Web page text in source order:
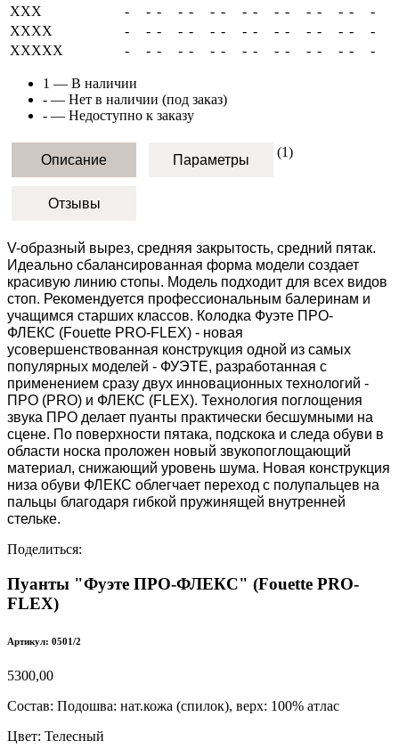
XXX
- - - - - - - - - - - - - - -
-
XXXX
- - - - - - - - - - - - - - -
-
XXXXX
- - - - - - - - - - - - - - - -
1 — В наличии
- — Нет в наличии (под заказ)
- — Недоступно к заказу
(1)
Описание Параметры
Отзывы
V-образный вырез, средняя закрытость, средний пятак.
Идеально сбалансированная форма модели создает
красивую линию стопы. Модель подходит для всех видов
стоп. Рекомендуется профессиональным балеринам и
учащимся старших классов. Колодка Фуэте ПРО-
ФЛЕКС (Fouette PRO-FLEX) - новая
усовершенствованная конструкция одной из самых
популярных моделей - ФУЭТЕ, разработанная с
применением сразу двух инновационных технологий -
ПРО (PRO) и ФЛЕКС (FLEX). Технология поглощения
звука ПРО делает пуанты практически бесшумными на
сцене. По поверхности пятака, подскока и следа обуви в
области носка проложен новый звукопоглощающий
материал, снижающий уровень шума. Новая конструкция
низа обуви ФЛЕКС облегчает переход с полупальцев на
пальцы благодаря гибкой пружинящей внутренней
стельке.
Поделиться:
Пуанты "Фуэте ПРО-ФЛЕКС" (Fouette PRO-
FLEX)
Артикул: 0501/2
5300,00
Состав: Подошва: нат.кожа (спилок), верх: 100% атлас
Цвет: Телесный